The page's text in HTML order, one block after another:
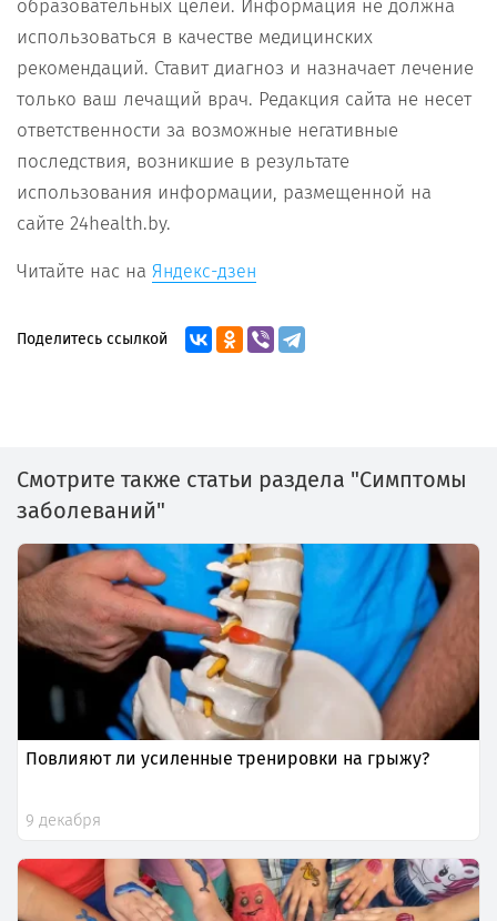
образовательных целей. Информация не должна
использоваться в качестве медицинских
рекомендаций. Ставит диагноз и назначает лечение
только ваш лечащий врач. Редакция сайта не несет
ответственности за возможные негативные
последствия, возникшие в результате
использования информации, размещенной на
сайте 24health.by.
Читайте нас на Яндекс-дзен
Поделитесь ссылкой
Смотрите также статьи раздела "Симптомы
заболеваний"
Повлияют ли усиленные тренировки на грыжу?
9 декабря